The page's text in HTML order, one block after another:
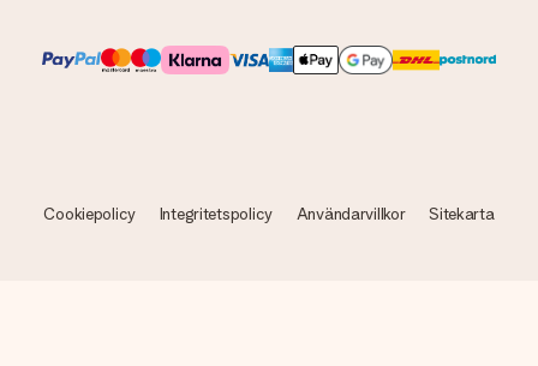
Cookiepolicy Integritetspolicy Användarvillkor Sitekarta